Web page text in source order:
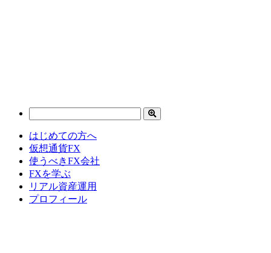
はじめての方へ
仮想通貨FX
使うべきFX会社
FXを学ぶ
リアル資産運用
プロフィール